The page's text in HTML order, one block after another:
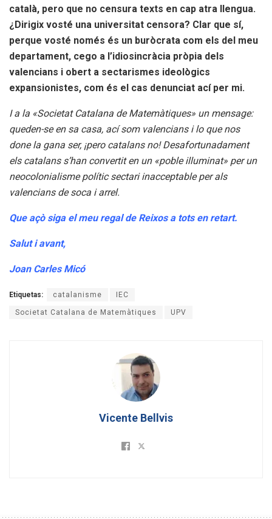
català, pero que no censura texts en cap atra llengua.
¿Dirigix vosté una universitat censora? Clar que sí,
perque vosté només és un buròcrata com els del meu
departament, cego a l’idiosincràcia pròpia dels
valencians i obert a sectarismes ideològics
expansionistes, com és el cas denunciat ací per mi.
I a la «Societat Catalana de Matemàtiques» un mensage:
queden-se en sa casa, ací som valencians i lo que nos
done la gana ser, ¡pero catalans no! Desafortunadament
els catalans s’han convertit en un «poble illuminat» per un
neocolonialisme polític sectari inacceptable per als
valencians de soca i arrel.
Que açò siga el meu regal de Reixos a tots en retart.
Salut i avant,
Joan Carles Micó
Etiquetas: catalanisme IEC
Societat Catalana de Matemàtiques UPV
Vicente Bellvis